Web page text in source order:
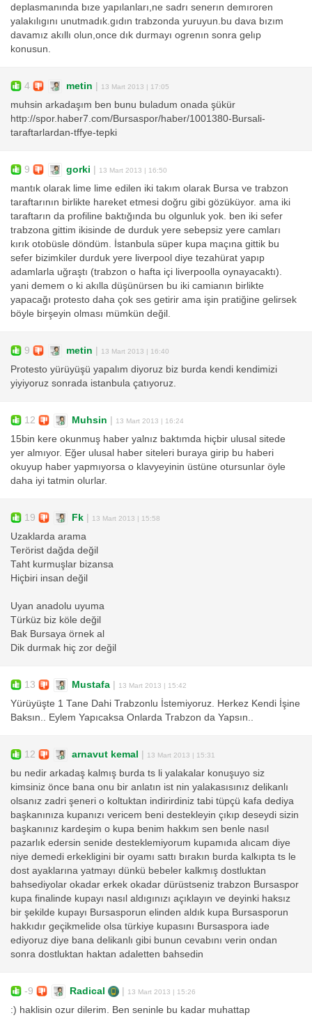
deplasmanında bıze yapılanları,ne sadrı senerın demıroren
yalakılıgını unutmadık.gıdın trabzonda yuruyun.bu dava bızım
davamız akıllı olun,once dık durmayı ogrenın sonra gelıp
konusun.
4 metin 13 Mart 2013 | 17:05
muhsin arkadaşım ben bunu buladum onada şükür
http://spor.haber7.com/Bursaspor/haber/1001380-Bursali-
taraftarlardan-tffye-tepki
9 gorki 13 Mart 2013 | 16:50
mantık olarak lime lime edilen iki takım olarak Bursa ve trabzon
taraftarının birlikte hareket etmesi doğru gibi gözüküyor. ama iki
taraftarın da profiline baktığında bu olgunluk yok. ben iki sefer
trabzona gittim ikisinde de durduk yere sebepsiz yere camları
kırık otobüsle döndüm. İstanbula süper kupa maçına gittik bu
sefer bizimkiler durduk yere liverpool diye tezahürat yapıp
adamlarla uğraştı (trabzon o hafta içi liverpoolla oynayacaktı).
yani demem o ki akılla düşünürsen bu iki camianın birlikte
yapacağı protesto daha çok ses getirir ama işin pratiğine gelirsek
böyle birşeyin olması mümkün değil.
9 metin 13 Mart 2013 | 16:40
Protesto yürüyüşü yapalım diyoruz biz burda kendi kendimizi
yiyiyoruz sonrada istanbula çatıyoruz.
12 Muhsin 13 Mart 2013 | 16:24
15bin kere okunmuş haber yalnız baktımda hiçbir ulusal sitede
yer almıyor. Eğer ulusal haber siteleri buraya girip bu haberi
okuyup haber yapmıyorsa o klavyeyinin üstüne otursunlar öyle
daha iyi tatmin olurlar.
19 Fk 13 Mart 2013 | 15:58
Uzaklarda arama
Terörist dağda değil
Taht kurmuşlar bizansa
Hiçbiri insan değil
Uyan anadolu uyuma
Türküz biz köle değil
Bak Bursaya örnek al
Dik durmak hiç zor değil
13 Mustafa 13 Mart 2013 | 15:42
Yürüyüşte 1 Tane Dahi Trabzonlu İstemiyoruz. Herkez Kendi İşine
Baksın.. Eylem Yapıcaksa Onlarda Trabzon da Yapsın..
12 arnavut kemal 13 Mart 2013 | 15:31
bu nedir arkadaş kalmış burda ts li yalakalar konuşuyo siz
kimsiniz önce bana onu bir anlatın ist nin yalakasısınız delikanlı
olsanız zadri şeneri o koltuktan indirirdiniz tabi tüpçü kafa dediya
başkanınıza kupanızı vericem beni destekleyin çıkıp deseydi sizin
başkanınız kardeşim o kupa benim hakkım sen benle nasıl
pazarlık edersin senide desteklemiyorum kupamıda alıcam diye
niye demedi erkekligini bir oyamı sattı bırakın burda kalkıpta ts le
dost ayaklarına yatmayı dünkü bebeler kalkmış dostluktan
bahsediyolar okadar erkek okadar dürüstseniz trabzon Bursaspor
kupa finalinde kupayı nasıl aldıgınızı açıklayın ve deyinki haksız
bir şekilde kupayı Bursasporun elinden aldık kupa Bursasporun
hakkıdır geçikmelide olsa türkiye kupasını Bursaspora iade
ediyoruz diye bana delikanlı gibi bunun cevabını verin ondan
sonra dostluktan haktan adaletten bahsedin
-9 Radical 13 Mart 2013 | 15:26
:) haklisin ozur dilerim. Ben seninle bu kadar muhattap